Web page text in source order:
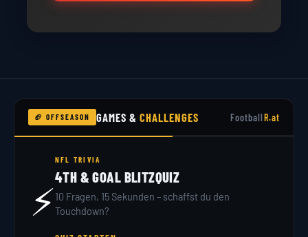
🏈 OFFSEASON GAMES &CHALLENGES FootballR.at
⚡
NFL TRIVIA
4TH & GOAL BLITZQUIZ
10 Fragen, 15 Sekunden – schaffst du den
Touchdown?